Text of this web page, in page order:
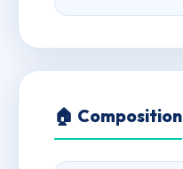
🏠 Composition